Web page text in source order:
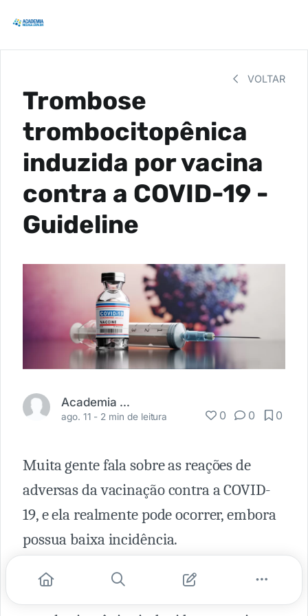
VOLTAR
Trombose
trombocitopênica
induzida por vacina
contra a COVID-19 -
Guideline
Academia Médica
ago. 11 - 2 min de leitura 0 0 0
Muita gente fala sobre as reações de
adversas da vacinação contra a COVID-
19, e ela realmente pode ocorrer, embora
possua baixa incidência.
No artigo de hoje falaremos sobre um